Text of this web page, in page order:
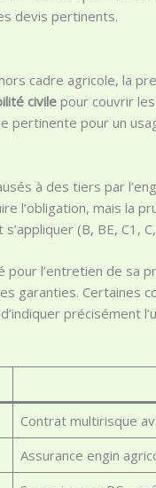
devis pertinents.
cadre agricole, la
civilepour couvrir
pertinente pour un
à des tiers par
l’obligation, mais la
(B, BE, C1,
pour l’entretien de sa
Certaines
précisément
Contrat multirisque
Assurance engin